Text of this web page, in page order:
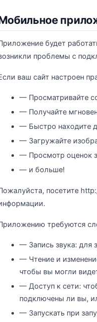
будет
проблемы с
ваш сайт настроен
— Просматривайте
— Получайте
— Быстро находите
— Загружайте
— Просмотр оценок
— и больше!
посетите
требуются
— Запись звука: для
— Чтение и
чтобы вы могли
— Доступ к сети:
подключены ли вы,
— Запускать при